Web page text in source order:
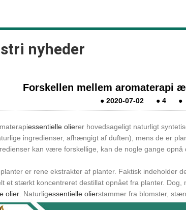
nyheder
Forskellen mellem aromaterapi
●2020-07-02 ●4 ●
essentielle olierer hovedsageligt naturligt
ingredienser, afhængigt af duften), mens de er
kan være forskellige, kan de nogle gange opnå
planter er rene ekstrakter af planter. Faktisk indeholder
et stærkt koncentreret destillat opnået fra planter.
olier . Naturligessentielle olierstammer fra blomster,